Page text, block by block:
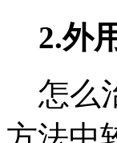
2.外
怎么